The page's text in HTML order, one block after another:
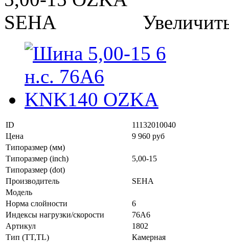
ID
11132010040
Цена
9 960 руб
Типоразмер (мм)
Типоразмер (inch)
5,00-15
Типоразмер (dot)
Производитель
SEHA
Модель
Норма слойности
6
Индексы нагрузки/скорости
76A6
Артикул
1802
Тип (TT,TL)
Камерная